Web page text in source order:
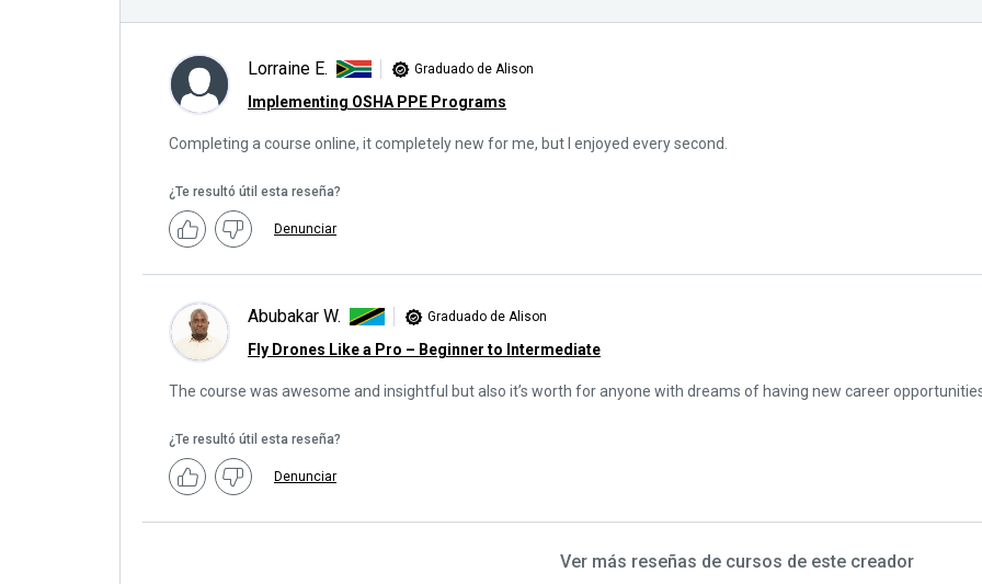
Lorraine E. Graduado de Alison
Implementing OSHA PPE Programs
Completing a course online, it completely new for me, but I enjoyed every second.
¿Te resultó útil esta reseña?
Denunciar
Abubakar W. Graduado de Alison
Fly Drones Like a Pro – Beginner to Intermediate
The course was awesome and insightful but also it’s worth for anyone with dreams of having new career
¿Te resultó útil esta reseña?
Denunciar
Ver más reseñas de cursos de este creador